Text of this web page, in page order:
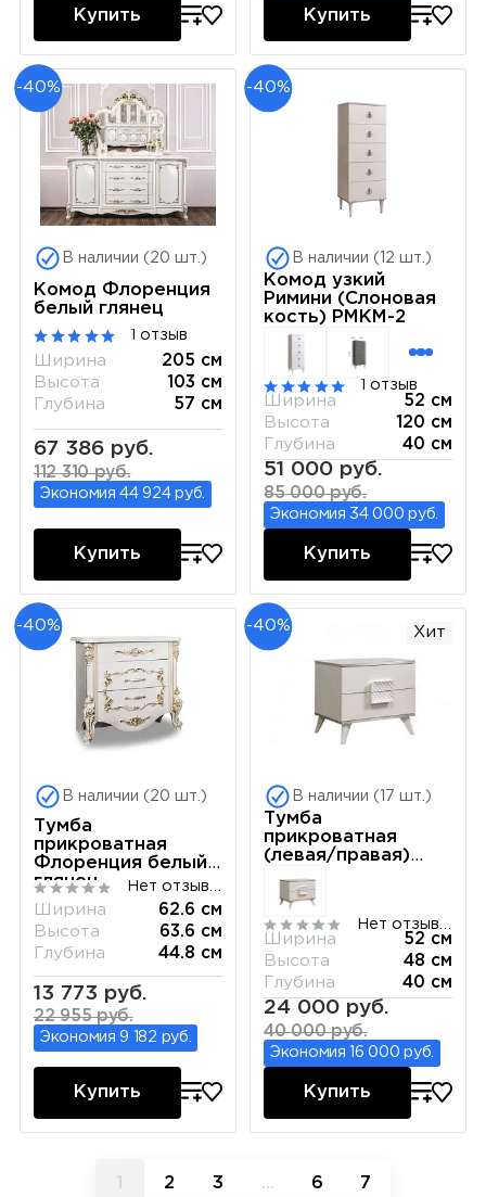
Купить Купить
-40%
В наличии (20 шт.)
Комод Флоренция
белый глянец
1 отзыв
Ширина
205 см
Высота
103 см
Глубина
57 см
67 386 руб.
112 310 руб.
Экономия 44 924 руб.
Купить
-40%
В наличии (12 шт.)
Комод узкий
Римини (Слоновая
кость) РМКМ-2
1 отзыв
Ширина
52 см
Высота
120 см
Глубина
40 см
51 000 руб.
85 000 руб.
Экономия 34 000 руб.
Купить
-40%
В наличии (20 шт.)
Тумба
прикроватная
Флоренция белый
глянец
Ширина
62.6 см
Высота
63.6 см
Глубина
44.8 см
13 773 руб.
22 955 руб.
Экономия 9 182 руб.
Купить
-40% Хит
В наличии (17 шт.)
Тумба
прикроватная
(левая/правая)
Диора слоновая
кость/серебро
ДТП-1
Ширина
52 см
Высота
48 см
Глубина
40 см
24 000 руб.
40 000 руб.
Экономия 16 000 руб.
Купить
1 2 3 ... 6 7